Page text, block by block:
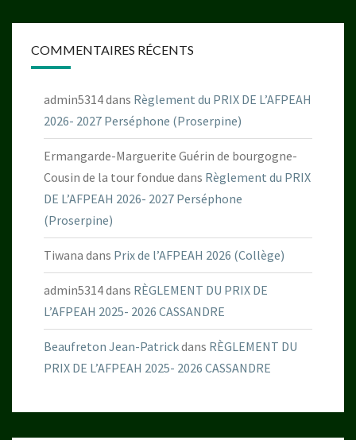
COMMENTAIRES RÉCENTS
admin5314dans Règlement du PRIX DE L’AFPEAH
2026- 2027 Perséphone (Proserpine)
Ermangarde-Marguerite Guérin de bourgogne-
Cousin de la tour fondue dans Règlement du PRIX
DE L’AFPEAH 2026- 2027 Perséphone
(Proserpine)
Tiwana dans Prix de l’AFPEAH 2026 (Collège)
admin5314dans RÈGLEMENT DU PRIX DE
L’AFPEAH 2025- 2026 CASSANDRE
Beaufreton Jean-Patrickdans RÈGLEMENT DU
PRIX DE L’AFPEAH 2025- 2026 CASSANDRE